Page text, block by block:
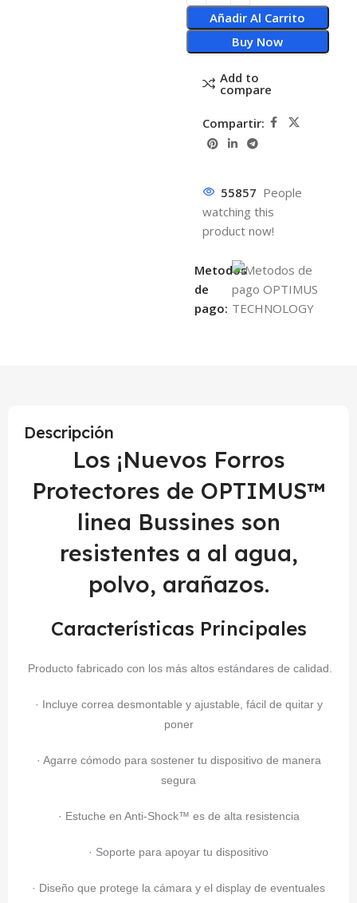
Añadir Al Carrito
Buy Now
Add to
compare
Compartir:
55857 People
watching this
product now!
Metodos
de
pago:
Descripción
Los ¡Nuevos Forros
Protectores de OPTIMUS™
linea Bussines son
resistentes a al agua,
polvo, arañazos.
Características Principales
Producto fabricado con los más altos estándares de calidad.
· Incluye correa desmontable y ajustable, fácil de quitar y
poner
· Agarre cómodo para sostener tu dispositivo de manera
segura
· Estuche en Anti-Shock™ es de alta resistencia
· Soporte para apoyar tu dispositivo
· Diseño que protege la cámara y el display de eventuales